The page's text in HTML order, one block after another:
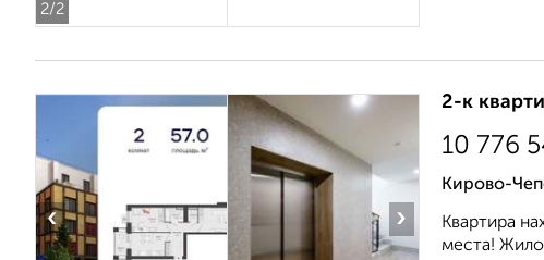
2/2
‹ ›
2-к
10 776
Кирово-
Квартира
места!